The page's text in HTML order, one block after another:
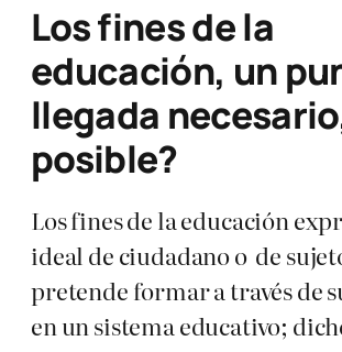
Los fines de la
educación, un
llegada
posible?
Los fines de la educación
ideal de ciudadano o de
pretende formar a través de
en un sistema educativo;